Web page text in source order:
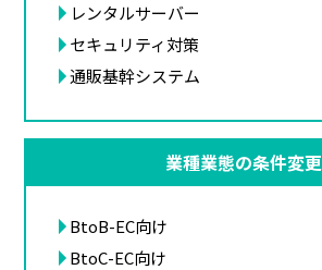
レンタルサーバー
セキュリティ対策
通販基幹システム
業種業態の条件変更
BtoB-EC向け
BtoC-EC向け